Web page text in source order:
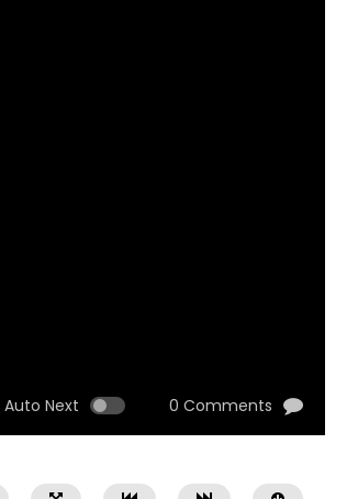
Auto Next 0 Comments